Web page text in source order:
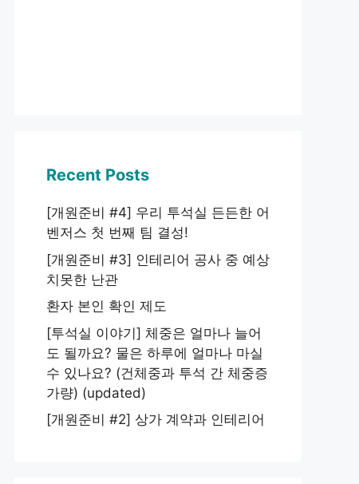
Recent Posts
[개원준비 #4] 우리 투석실 든든한 어
벤저스 첫 번째 팀 결성!
[개원준비 #3] 인테리어 공사 중 예상
치못한 난관
환자 본인 확인 제도
[투석실 이야기] 체중은 얼마나 늘어
도 될까요? 물은 하루에 얼마나 마실
수 있나요? (건체중과 투석 간 체중증
가량) (updated)
[개원준비 #2] 상가 계약과 인테리어